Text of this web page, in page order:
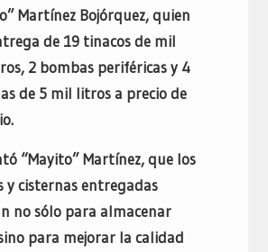
Martínez Bojórquez, quien
de 19 tinacos de mil
2 bombas periféricas y 4
de 5 mil litros a precio de
“Mayito” Martínez, que los
y cisternas entregadas
no sólo para almacenar
para mejorar la calidad